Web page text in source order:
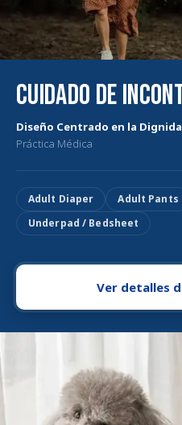
Cuidado de
Diseño Centrado en la
Práctica Médica
Adult Diaper Adult Pants
Underpad / Bedsheet
Ver detalles